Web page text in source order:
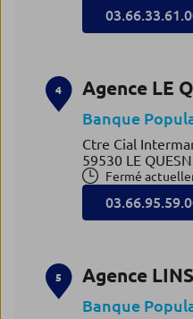
4 Agence LE
Banque
Ctre Cial
59530 LE
Fermé
5 Agence
Banque